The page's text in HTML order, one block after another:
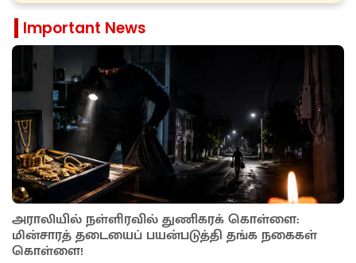
Important News
அராலியில் நள்ளிரவில் துணிகரக் கொள்ளை:
மின்சாரத் தடையைப் பயன்படுத்தி தங்க நகைகள்
கொள்ளை!